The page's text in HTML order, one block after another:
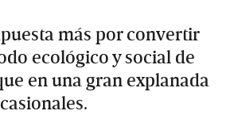
más por convertir
ecológico y social de
en una gran explanada